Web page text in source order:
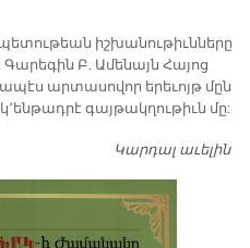
իշխանութիւնները
Բ. Ամենայն Հայոց
արտասովոր երեւոյթ մըն
գայթակղութիւն մը:
Կարդալ աւելին